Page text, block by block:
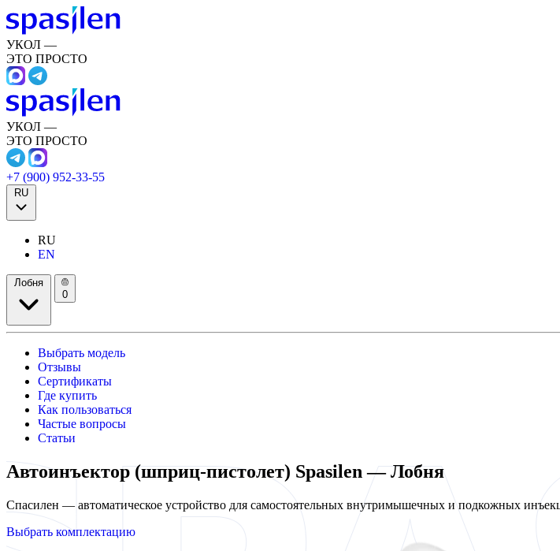
УКОЛ —
ЭТО ПРОСТО
УКОЛ —
ЭТО ПРОСТО
+7 (900) 952-33-55
RU
RU
EN
Лобня
0
Выбрать модель
Отзывы
Сертификаты
Где купить
Как пользоваться
Частые вопросы
Статьи
Автоинъектор (шприц-пистолет) Spasilen — Лобня
Спасилен — автоматическое устройство для самостоятельных внутримышечных и подкожных
Выбрать комплектацию